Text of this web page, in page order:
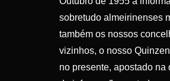
sobretudo almeirinenses
também os nossos
vizinhos, o nosso
no presente, apostado na